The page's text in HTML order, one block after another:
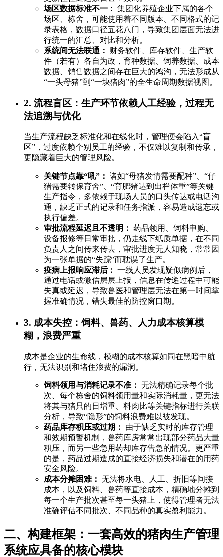
场区数据标准不一： 集团化养殖企业下属的各个
场区、栋舍，可能使用着不同版本、不同格式的记
录表格，数据口径五花八门，导致集团层面无法进
行统一的汇总、对比和分析。
系统间无法联通：
财务软件、库存软件、生产软
件（若有）各自为政，育种数据、饲养数据、成本
数据、销售数据之间存在巨大的鸿沟，无法形成从
“一头母猪”到“一块猪肉”的全生命周期数据视图。
2. 流程盲区：生产环节依赖人工经验，过程无
法追溯与优化
当生产流程缺乏标准化和在线化时，管理便会陷入“盲
区”，过度依赖个别员工的经验，不仅难以复制和传承，
更隐藏着巨大的管理风险。
关键节点靠“吼”： 诸如“母猪发情需要配种”、“仔
猪需要转保育舍”、“育肥猪达到出栏体重”等关键
生产指令，多依赖于现场人员的口头传达或电话沟
通，缺乏正式的记录和任务指派，容易造成遗忘或
执行偏差。
审批流程延迟且不透明： 药品领用、饲料申购、
设备报修等日常审批，仍走线下纸质单据，在不同
负责人之间传来传去，审批进度无人知晓，常常因
为一张单据的“失踪”而耽误了生产。
疫病上报响应滞后： 一线人员发现疑似病例后，
通过电话或微信层层上报，信息在传递过程中可能
失真或延迟，导致兽医和管理层无法在第一时间掌
握准确情况，错失最佳的防控窗口期。
3. 成本失控：饲料、兽药、人力成本核算模
糊，浪费严重
成本是企业的生命线，模糊的成本核算如同在黑暗中航
行，无法识别和堵住浪费的漏洞。
饲料领用与消耗记录不准： 无法精确记录每个批
次、每个栋舍的饲料领用量和实际消耗量，更无法
将其与猪只的日增重、料肉比等关键指标进行关联
分析，导致“隐形”的饲料浪费难以被发现。
药品库存积压或过期：
由于缺乏实时的库存管理
和效期预警机制，兽药库房常常出现部分药品大量
积压，而另一些急用药却库存告急的情况。更严重
的是，药品过期造成的直接经济损失和潜在的用药
安全风险。
成本分摊困难： 无法将水电、人工、折旧等间接
成本，以及饲料、兽药等直接成本，精确地分摊到
每一个生产批次甚至每一头猪上，使得管理者无法
准确评估不同批次、不同品种的真实盈利能力。
二、构建框架：一套高效的猪肉生产管理
系统应具备的核心模块